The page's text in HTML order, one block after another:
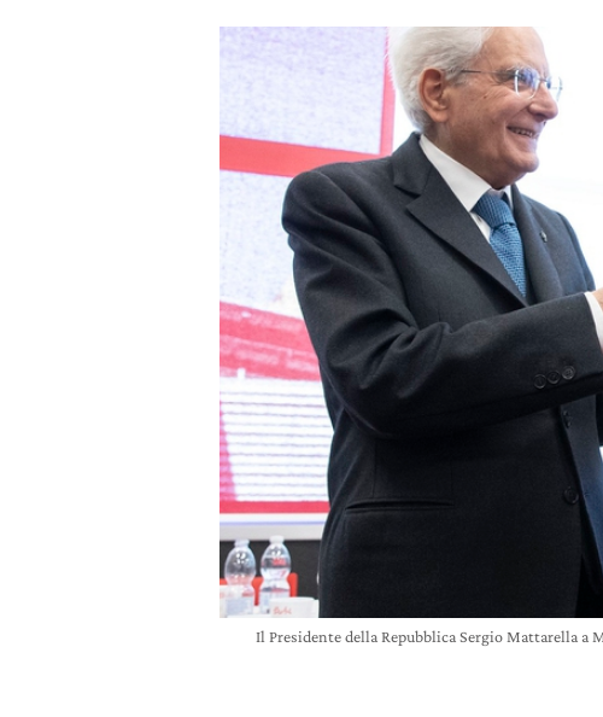
Il Presidente della Repubblica Sergio Mattarella a